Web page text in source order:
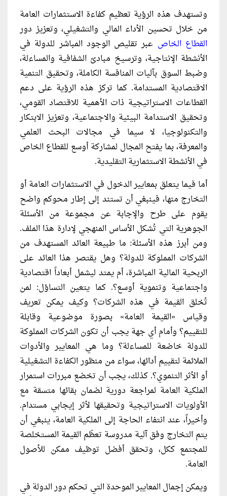
وتستهدف هذه الرؤية تعظيم كفاءة الاستثمارات العامة
من خلال تحسين الأداء المالي والتشغيلي، وتعزيز دور
القطاع الخاص عبر تقليص الوجود المباشر للدولة في
الأنشطة الإنتاجية، وترسيخ مبادئ الشفافية والمساءلة،
وضبط السوق بآليات المنافسة الكاملة، وتحقيق التنمية
الاقتصادية المستدامة. كما تركز هذه الرؤية على دعم
القطاعات الاستراتيجية ذات الأهمية للاقتصاد القومي،
وتحقيق الاستدامة البيئية والاجتماعية، وتعزيز الابتكار
والتكنولوجيا، لا سيما في مجالات البحث العلمي
والمعرفة، بما يفتح المجال لمشاركة أوسع للقطاع الخاص
في الأنشطة الاستثمارية التقليدية.
أما فيما يتعلق بمعايير الدخول في الاستثمارات العامة أو
التخارج منها، فينبغي أن تستند إلى إطار محوكم واضح
يقوم على طرح والإجابة عن مجموعة من الأسئلة
الجوهرية التي تُشكل الأساس المنهجي لإدارة هذا الملف.
ومن أبرز هذه الأسئلة: ما طبيعة العائد المستهدف من
الشركات المملوكة للدولة؟ وهل يقتصر هذا العائد على
الربحية المالية المباشرة، أم يمتد ليشمل أبعاداً اقتصادية
واجتماعية وتنموية أوسع؟. كما يتعين التساؤل: لمن
تُخلق القيمة في هذه الشركات؟ وكيف يمكن تعريف
وقياس «القيمة العامة» بصورة موضوعية وقابلة
للتقييم؟ وأمام أي جهة يجب أن تكون الشركات المملوكة
للدولة خاضعة للمساءلة؟ وما هي المعايير والأدوات
الملائمة لتقييم أدائها، سواء من منظور الكفاءة التشغيلية
أو الأثر التنموي؟. كذلك، يجب أن تخضع مبررات استمرار
الملكية العامة لمراجعة دورية لضمان بقائها متسقة مع
الأولويات الاستراتيجية وتحقيقها لأثر إيجابي مستدام.
وأخيراً، عند انتفاء الحاجة إلى الملكية العامة، ينبغي أن
يتم التخارج وفق آلية مدروسة تعظّم القيمة المستخلصة
للمجتمع ككل، وتحقق أفضل توظيف ممكن للأصول
العامة.
ويمكن إجمال المعايير الموحدة التي تحكم دور الدولة في